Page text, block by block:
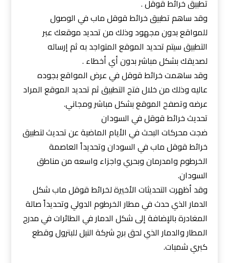
تطبيق خرائط قوقل .
وقد ساهم تطبيق خرائط قوقل ماب في الوصول
للمواقع بدون مجهود وذلك من تحديد موقعك عبر
التطبيق سيتم تحديد الموقع المتواجد به ثم إرساله
لصديقك بشكل مباشر بدون أي أخطاء .
وقد ساهمت خرائط قوقل في عرض المواقع بجوده
عاليه وذلك من خلال فتح التطبيق ثم تحديد الموقع المراد
عرضه وتصفح الموقع بشكل مباشر ومجاني.
تحديث خرائط قوقل في السودان
ضجت محركات البحث في الأيام الماضية عن تحديث لتطبيق
خرائط قوقل ماب في السودان وتحديداً العاصمة
الخرطوم وامدرمان وبحري واجزاء واسعه من مناطق
السودان.
وقد أظهرت التحديثات الأخيرة لخرائط قوقل ماب شكل
الدمار الذي حدث في مطار الخرطوم الدولي وتحديداً صالة
المغادرة بالإضافة إلى شكل الدمار في الطائرات في مدرج
المطار والدمار الذي لحق برج شركة النيل للبترول وقطع
كبري شمبات.